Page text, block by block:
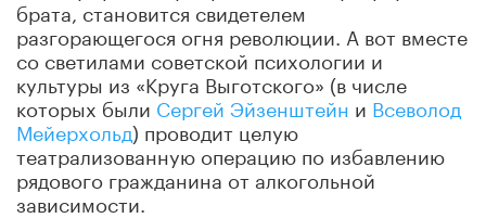
брата, становится свидетелем
разгорающегося огня революции. А вот вместе
со светилами советской психологии и
культуры из «Круга Выготского» (в числе
которых были Сергей Эйзенштейн и Всеволод
Мейерхольд) проводит целую
театрализованную операцию по избавлению
рядового гражданина от алкогольной
зависимости.